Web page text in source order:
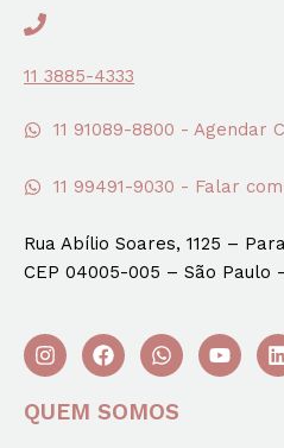
11 3885-4333
11 91089-8800 - Agendar
11 99491-9030 - Falar
Rua Abílio Soares, 1125 –
CEP 04005-005 – São Paulo
QUEM SOMOS